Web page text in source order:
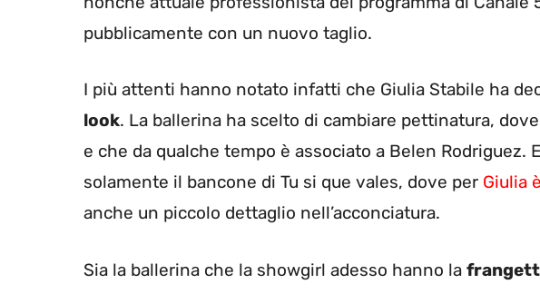
pubblicamente con un nuovo taglio.
I più attenti hanno notato infatti che Giulia Stabile ha
look. La ballerina ha scelto di cambiare pettinatura,
e che da qualche tempo è associato a Belen Rodriguez.
solamente il bancone di Tu si que vales, dove per Giulia
anche un piccolo dettaglio nell’acconciatura.
Sia la ballerina che la showgirl adesso hanno la